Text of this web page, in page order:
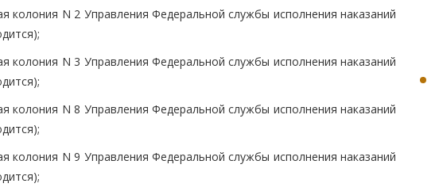
колония N 2 Управления Федеральной службы исполнения наказаний
колония N 3 Управления Федеральной службы исполнения наказаний
колония N 8 Управления Федеральной службы исполнения наказаний
колония N 9 Управления Федеральной службы исполнения наказаний